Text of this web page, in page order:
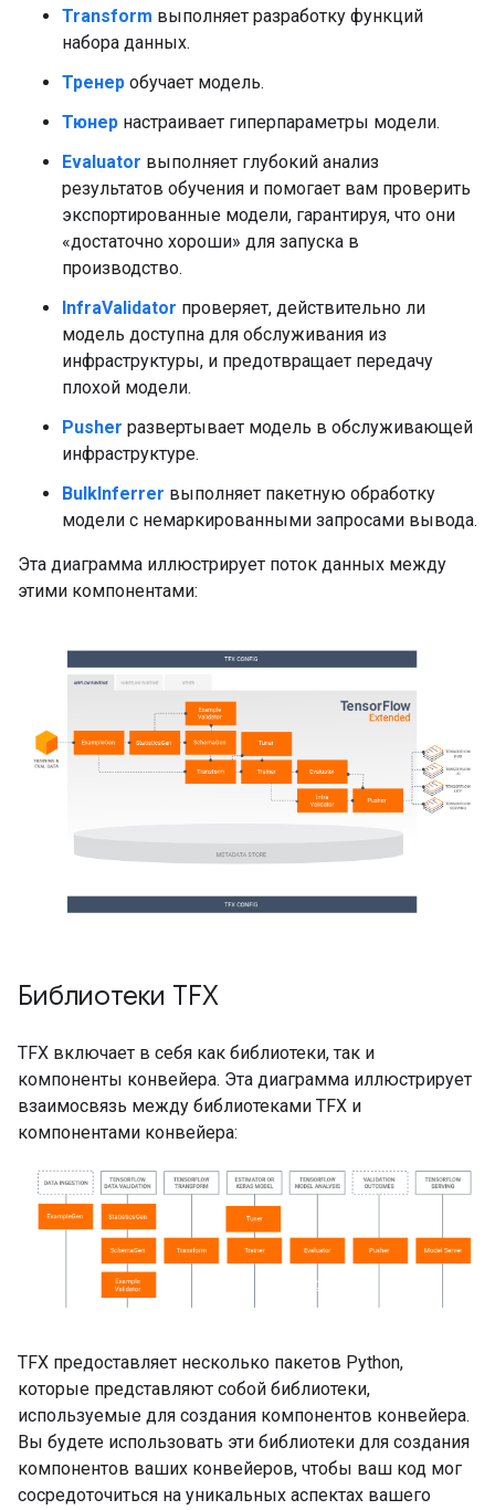
Transform выполняет разработку функций
набора данных.
Тренер обучает модель.
Тюнер настраивает гиперпараметры модели.
Evaluator выполняет глубокий анализ
результатов обучения и помогает вам проверить
экспортированные модели, гарантируя, что они
«достаточно хороши» для запуска в
производство.
InfraValidator проверяет, действительно ли
модель доступна для обслуживания из
инфраструктуры, и предотвращает передачу
плохой модели.
Pusher развертывает модель в обслуживающей
инфраструктуре.
BulkInferrer выполняет пакетную обработку
модели с немаркированными запросами вывода.
Эта диаграмма иллюстрирует поток данных между
этими компонентами:
Библиотеки TFX
TFX включает в себя как библиотеки, так и
компоненты конвейера. Эта диаграмма иллюстрирует
взаимосвязь между библиотеками TFX и
компонентами конвейера:
TFX предоставляет несколько пакетов Python,
которые представляют собой библиотеки,
используемые для создания компонентов конвейера.
Вы будете использовать эти библиотеки для создания
компонентов ваших конвейеров, чтобы ваш код мог
сосредоточиться на уникальных аспектах вашего